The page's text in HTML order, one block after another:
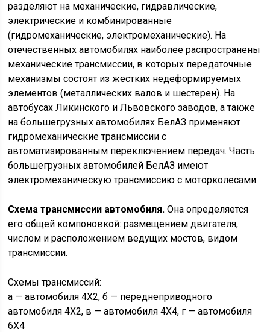
разделяют на механические, гидравлические,
электрические и комбинированные
(гидромеханические, электромеханические). На
отечественных автомобилях наиболее распространены
механические трансмиссии, в которых передаточные
механизмы состоят из жестких недеформируемых
элементов (металлических валов и шестерен). На
автобусах Ликинского и Львовского заводов, а также
на большегрузных автомобилях БелАЗ применяют
гидромеханические трансмиссии с
автоматизированным переключением передач. Часть
большегрузных автомобилей БелАЗ имеют
электромеханическую трансмиссию с моторколесами.
Схема трансмиссии автомобиля. Она определяется
его общей компоновкой: размещением двигателя,
числом и расположением ведущих мостов, видом
трансмиссии.
Схемы трансмиссий:
а — автомобиля 4X2, б — переднеприводного
автомобиля 4X2, в — автомобиля 4X4, г — автомобиля
6X4